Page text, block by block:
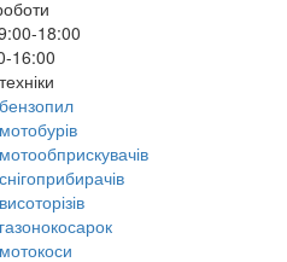
18:00
16:00